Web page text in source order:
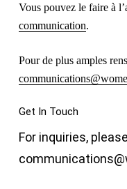
Vous pouvez le faire à
communication.
Pour de plus amples
Get In Touch
For inquiries,